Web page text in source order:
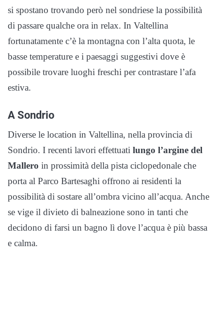
si spostano trovando però nel sondriese la possibilità
di passare qualche ora in relax. In Valtellina
fortunatamente c’è la montagna con l’alta quota, le
basse temperature e i paesaggi suggestivi dove è
possibile trovare luoghi freschi per contrastare l’afa
estiva.
A Sondrio
Diverse le location in Valtellina, nella provincia di
Sondrio. I recenti lavori effettuati lungo l’argine del
Mallero in prossimità della pista ciclopedonale che
porta al Parco Bartesaghi offrono ai residenti la
possibilità di sostare all’ombra vicino all’acqua. Anche
se vige il divieto di balneazione sono in tanti che
decidono di farsi un bagno lì dove l’acqua è più bassa
e calma.